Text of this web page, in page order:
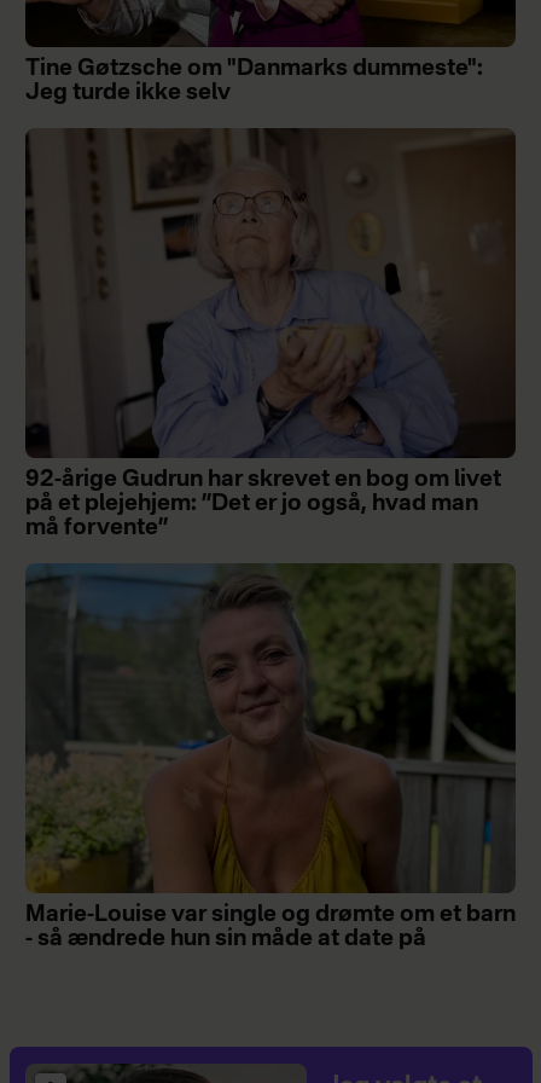
Tine Gøtzsche om "Danmarks dummeste":
Jeg turde ikke selv
92-årige Gudrun har skrevet en bog om livet
på et plejehjem: ”Det er jo også, hvad man
må forvente”
Marie-Louise var single og drømte om et barn
- så ændrede hun sin måde at date på